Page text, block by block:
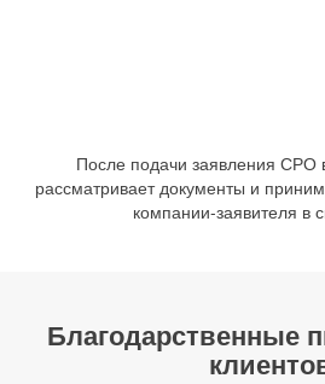
После подачи заявления СРО
рассматривает документы и
компании-заявителя в
Благодарственные